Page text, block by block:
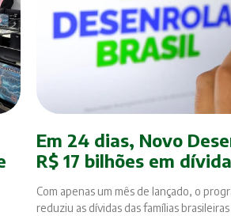
Em 24 dias, Novo
R$ 17 bilhões em
Com apenas um mês de lançado, o
reduziu as dívidas das famílias